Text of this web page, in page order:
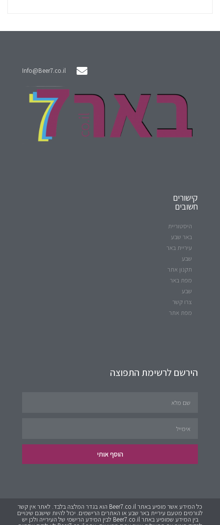
Info@Beer7.co.il
קישורים
חשובים
היסטוריית
באר שבע
עיריית באר
שבע
תקנון אתר
מפת באר
שבע
צרו קשר
מפת אתר
הירשם לרשימת התפוצה
הוסף אותי
כל המידע אשר מופיע באתר Beer7.co.il הוא בגדר המלצה בלבד. לאתר אין קשר
לגורמים מטעם עיריית באר שבע או האתרים הרישמים. יכול להיות שישנם שינויים
בין המידע שמופיע באתר Beer7.co.il לבין המידע הרישמי של העירייה ולכן יש